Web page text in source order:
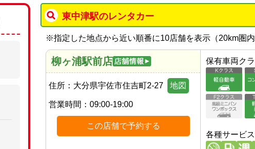
東中津駅のレンタカー
※指定した地点から近い順番に10店舗を表示（20km圏
柳ヶ浦駅前店
住所： 大分県宇佐市住吉町2-27 地図
営業時間： 09:00-19:00
この店舗で予約する
保有車両ク
各種サービス